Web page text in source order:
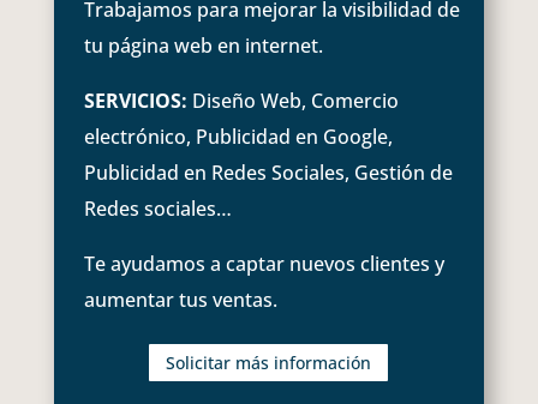
Trabajamos para mejorar la visibilidad de
tu página web en internet.
SERVICIOS: Diseño Web, Comercio
electrónico, Publicidad en Google,
Publicidad en Redes Sociales, Gestión de
Redes sociales…
Te ayudamos a captar nuevos clientes y
aumentar tus ventas.
Solicitar más información